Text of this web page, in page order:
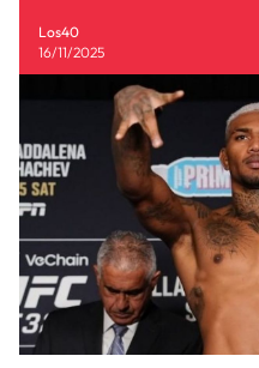
Los40
16/11/2025